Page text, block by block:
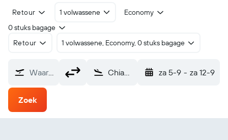
Retour 1 volwassene
Economy
0 stuks bagage
Retour
1 volwassene, Economy, 0 stuks bagage
Waarvandaan? Chiang Mai (CNX) za 5-9 - za 12-9
Zoek